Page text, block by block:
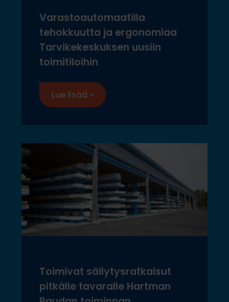
Varastoautomaatilla
tehokkuutta ja ergonomiaa
Tarvikekeskuksen uusiin
toimitiloihin
Lue lisää »
Toimivat säilytysratkaisut
pitkälle tavaralle Hartman